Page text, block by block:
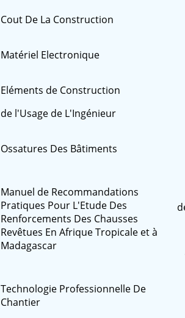
Cout De La Construction
Matériel Electronique
Eléments de Construction
de l'Usage de L'Ingénieur
Ossatures Des Bâtiments
Manuel de Recommandations
Pratiques Pour L'Etude Des
Renforcements Des Chausses
Revêtues En Afrique Tropicale et à
Madagascar
Technologie Professionnelle De
Chantier